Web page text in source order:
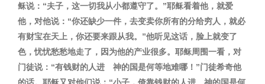
稣说： “夫子，这一切我从小都遵守了。 ”耶稣看着他，就爱
他，对他说： “你还缺少一件，去变卖你所有的分给穷人，就必
有财宝在天上，你还要来跟从我。 ”他听见这话，脸上就变了
色，忧忧愁愁地走了，因为他的产业很多。耶稣周围一看，对
门徒说： “有钱财的人进 神的国是何等地难哪！ ”门徒希奇他